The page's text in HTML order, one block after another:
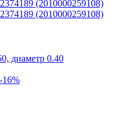
диаметр 0.40
-16%